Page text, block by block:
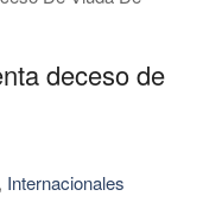
deceso de
, Internacionales